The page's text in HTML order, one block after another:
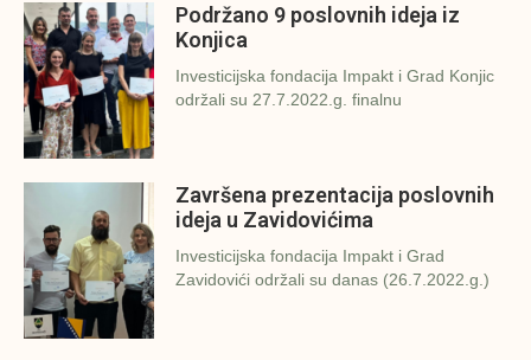
Podržano 9 poslovnih ideja iz
Konjica
Investicijska fondacija Impakt i Grad Konjic
održali su 27.7.2022.g. finalnu
Završena prezentacija poslovnih
ideja u Zavidovićima
Investicijska fondacija Impakt i Grad
Zavidovići održali su danas (26.7.2022.g.)